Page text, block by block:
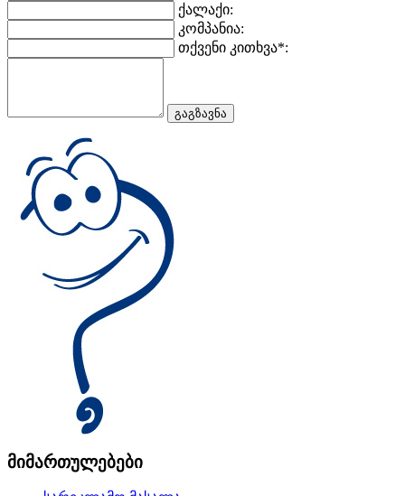
ქალაქი:
კომპანია:
თქვენი კითხვა*:
მიმართულებები